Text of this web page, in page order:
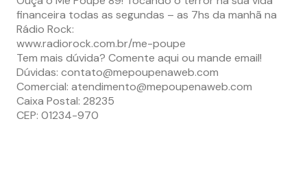
financeira todas as segundas – as 7hs da manhã na
Rádio Rock:
www.radiorock.com.br/me-poupe
Tem mais dúvida? Comente aqui ou mande email!
Dúvidas: contato@mepoupenaweb.com
Comercial: atendimento@mepoupenaweb.com
Caixa Postal: 28235
CEP: 01234-970